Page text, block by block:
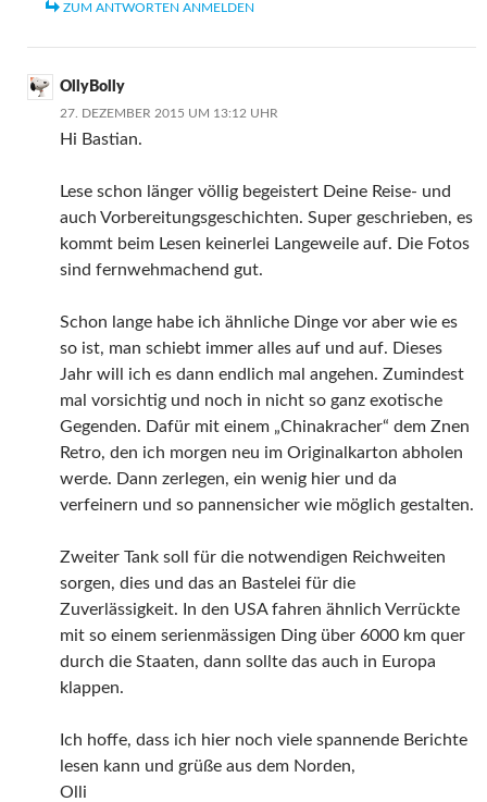
ZUM ANTWORTEN ANMELDEN
OllyBolly
27. DEZEMBER 2015 UM 13:12 UHR
Hi Bastian.
Lese schon länger völlig begeistert Deine Reise- und
auch Vorbereitungsgeschichten. Super geschrieben, es
kommt beim Lesen keinerlei Langeweile auf. Die Fotos
sind fernwehmachend gut.
Schon lange habe ich ähnliche Dinge vor aber wie es
so ist, man schiebt immer alles auf und auf. Dieses
Jahr will ich es dann endlich mal angehen. Zumindest
mal vorsichtig und noch in nicht so ganz exotische
Gegenden. Dafür mit einem „Chinakracher“ dem Znen
Retro, den ich morgen neu im Originalkarton abholen
werde. Dann zerlegen, ein wenig hier und da
verfeinern und so pannensicher wie möglich gestalten.
Zweiter Tank soll für die notwendigen Reichweiten
sorgen, dies und das an Bastelei für die
Zuverlässigkeit. In den USA fahren ähnlich Verrückte
mit so einem serienmässigen Ding über 6000 km quer
durch die Staaten, dann sollte das auch in Europa
klappen.
Ich hoffe, dass ich hier noch viele spannende Berichte
lesen kann und grüße aus dem Norden,
Olli